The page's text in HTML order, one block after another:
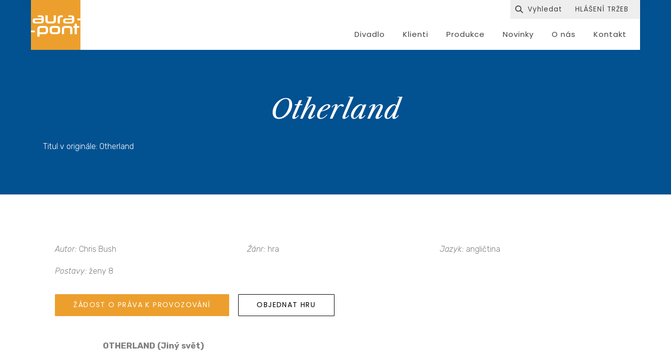
Divadlo Klienti Produkce Novinky O nás Kontakt
HLÁŠENÍ TRŽEB
Otherland
Titul v originále: Otherland
Autor: Chris Bush Žánr: hra Jazyk: angličtina
Postavy: ženy 8
ŽÁDOST O PRÁVA K PROVOZOVÁNÍ OBJEDNAT HRU
OTHERLAND (Jiný svět)